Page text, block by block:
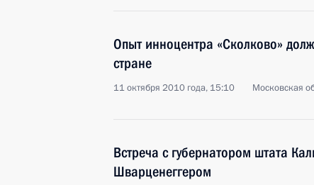
Опыт инноцентра «Сколково»
стране
11 октября 2010 года, 15:10 Московская
Встреча с губернатором штата
Шварценеггером